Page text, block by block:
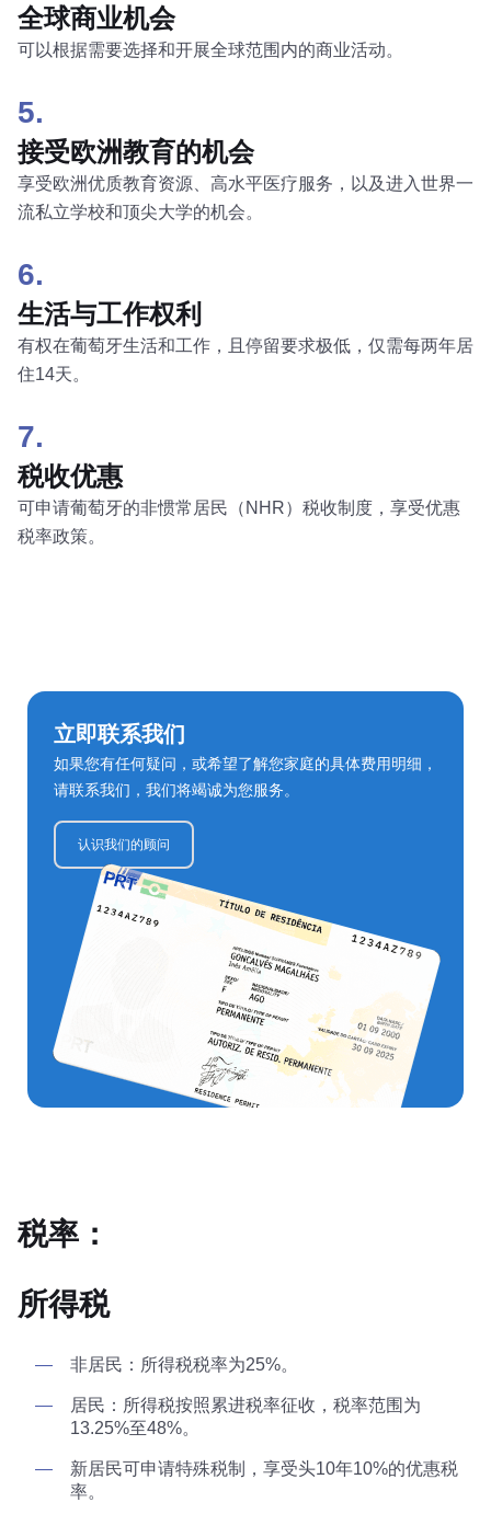
全球商业机会
可以根据需要选择和开展全球范围内的商业活动。
5.
接受欧洲教育的机会
享受欧洲优质教育资源、高水平医疗服务，以及进入世界一
流私立学校和顶尖大学的机会。
6.
生活与工作权利
有权在葡萄牙生活和工作，且停留要求极低，仅需每两年居
住14天。
7.
税收优惠
可申请葡萄牙的非惯常居民（NHR）税收制度，享受优惠
税率政策。
立即联系我们
如果您有任何疑问，或希望了解您家庭的具体费用明细，
请联系我们，我们将竭诚为您服务。
认识我们的顾问
税率：
所得税
非居民：所得税税率为25%。
居民：所得税按照累进税率征收，税率范围为
13.25%至48%。
新居民可申请特殊税制，享受头10年10%的优惠税
率。